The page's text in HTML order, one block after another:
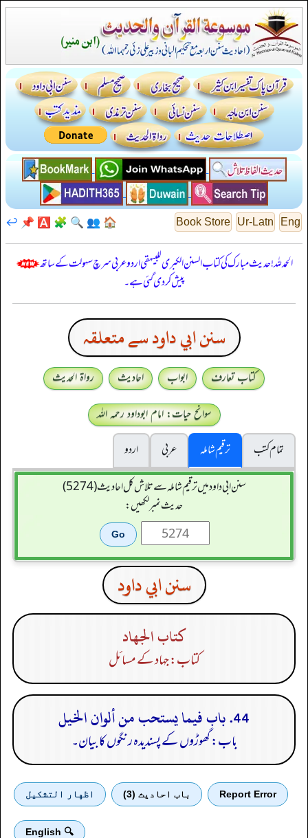
Eng
Ur-Latn
Book Store
🏠
👥
🔍
🧩
🅰️
📌
↩️
الحمدللہ! حدیث مبارک کی کتاب السنن الكبرى للبيهقي اردو عربی سرچ سہولت کے ساتھ
پیش کر دی گئی ہے۔
سنن ابي داود سے متعلقہ
کتاب تعارف ابواب احادیث
رواۃ الحدیث
سوانح حیات: امام ابوداود رحمہ اللہ
تمام کتب
ترقیم شاملہ عربی
اردو
سنن ابي داود میں ترقیم شاملہ سے تلاش کل احادیث (5274)
حدیث نمبر لکھیں:
سنن ابي داود
كتاب الجهاد
کتاب: جہاد کے مسائل
44. باب فيما يستحب من ألوان الخيل
باب: گھوڑوں کے پسندیدہ رنگوں کا بیان۔
Report Error باب احادیث (3) اظهار التشكيل
🔍 English